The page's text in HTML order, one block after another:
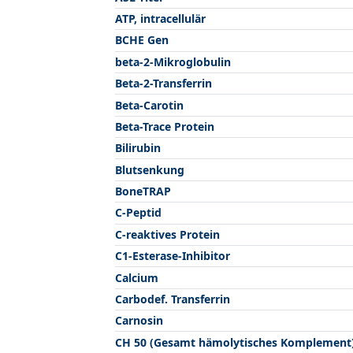
ATP, intracellulär
BCHE Gen
beta-2-Mikroglobulin
Beta-2-Transferrin
Beta-Carotin
Beta-Trace Protein
Bilirubin
Blutsenkung
BoneTRAP
C-Peptid
C-reaktives Protein
C1-Esterase-Inhibitor
Calcium
Carbodef. Transferrin
Carnosin
CH 50 (Gesamt hämolytisches